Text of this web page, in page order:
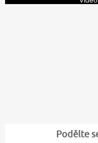
Podělte